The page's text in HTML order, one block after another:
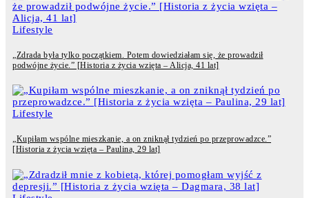
Lifestyle
„Zdrada była tylko początkiem. Potem dowiedziałam się, że prowadził
podwójne życie.” [Historia z życia wzięta – Alicja, 41 lat]
Lifestyle
„Kupiłam wspólne mieszkanie, a on zniknął tydzień po przeprowadzce.”
[Historia z życia wzięta – Paulina, 29 lat]